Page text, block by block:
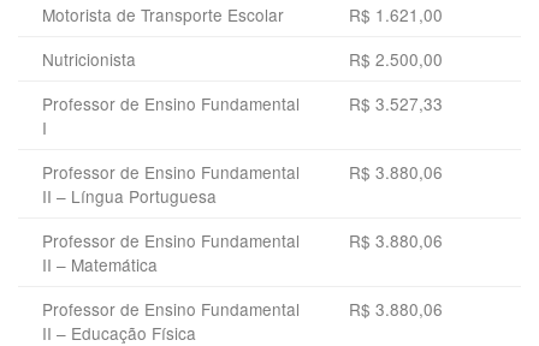
Motorista de Transporte Escolar
R$ 1.621,00
Nutricionista
R$ 2.500,00
Professor de Ensino Fundamental
I
R$ 3.527,33
Professor de Ensino Fundamental
II – Língua Portuguesa
R$ 3.880,06
Professor de Ensino Fundamental
II – Matemática
R$ 3.880,06
Professor de Ensino Fundamental
II – Educação Física
R$ 3.880,06